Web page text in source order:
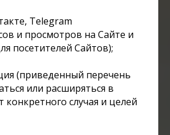
Telegram
и просмотров на Сайте и
посетителей Сайтов);
(приведенный перечень
или расширяться в
конкретного случая и целей